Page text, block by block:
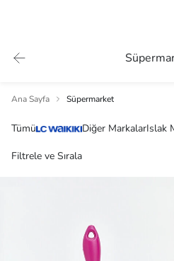
Ana Sayfa Süpermarket
Tümü Diğer MarkalarIslak
Filtrele ve Sırala